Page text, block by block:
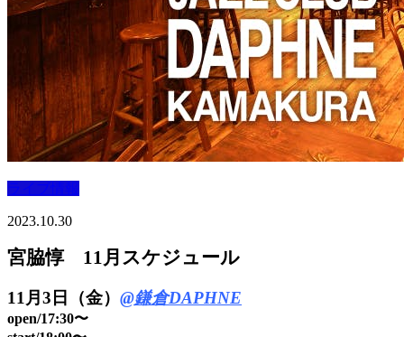
ライブ情報
2023.10.30
宮脇惇 11月スケジュール
11月3日（金） @鎌倉DAPHNE
open/17:30〜